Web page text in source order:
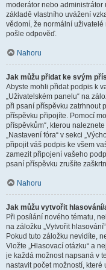
moderátor nebo
základě vlastního uvážení
vědomí, že normální
pošle odpověď.
Nahoru
Jak můžu přidat ke svým
Abyste mohli přidat podpis k
„Uživatelském panelu“ na
při psaní příspěvku zatrhnout
příspěvku připojíte. Pomocí
příspěvkům“, kterou
„Nastavení fóra“ v sekci
připojit váš podpis ke všem
zamezit připojení vašeho
psaní příspěvku zrušíte
Nahoru
Jak můžu vytvořit hlasování/
Při posílání nového tématu,
na záložku „Vytvořit
Pokud tuto záložku nevidíte,
Vložte „Hlasovací otázku“ a
je každá možnost napsaná v
nastavit počet možností,